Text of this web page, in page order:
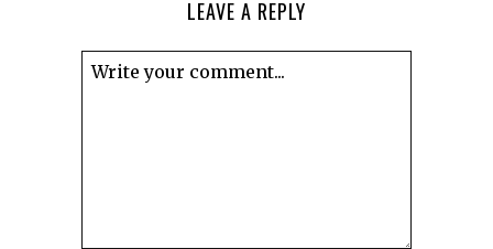
LEAVE A REPLY